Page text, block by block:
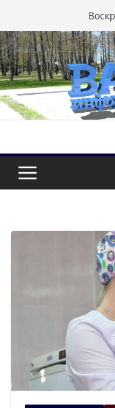
к
содержимому